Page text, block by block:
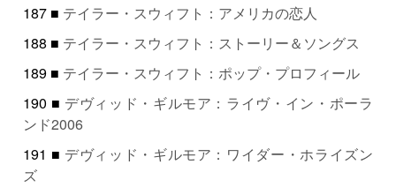
187 ■ テイラー・スウィフト：アメリカの恋人
188 ■ テイラー・スウィフト：ストーリー＆ソングス
189 ■ テイラー・スウィフト：ポップ・プロフィール
190 ■ デヴィッド・ギルモア：ライヴ・イン・ポーラ
ンド2006
191 ■ デヴィッド・ギルモア：ワイダー・ホライズン
ズ